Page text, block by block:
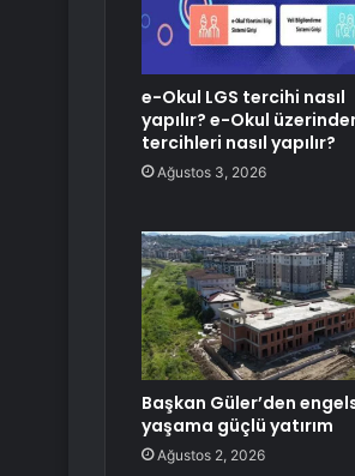
e-Okul LGS tercihi nasıl
yapılır? e-Okul
tercihleri nasıl yapılır?
Ağustos 3, 2026
Başkan Güler’den
yaşama güçlü yatırım
Ağustos 2, 2026